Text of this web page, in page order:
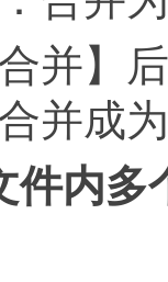
】后
并成
件内多